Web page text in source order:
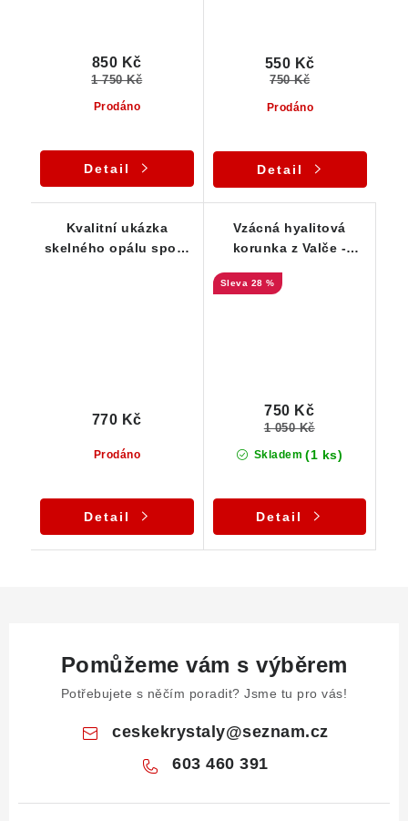
Prodáno
850 Kč
1 750 Kč
Detail
Prodáno
550 Kč
750 Kč
Detail
Kvalitní ukázka
skelného opálu spolu
Prodáno
770 Kč
Detail
Vzácná hyalitová
korunka z Valče -
28 %
Skladem (1 ks)
750 Kč
1 050 Kč
Detail
Pomůžeme vám s výběrem
Potřebujete s něčím poradit? Jsme tu pro vás!
ceskekrystaly@seznam.cz
603 460 391